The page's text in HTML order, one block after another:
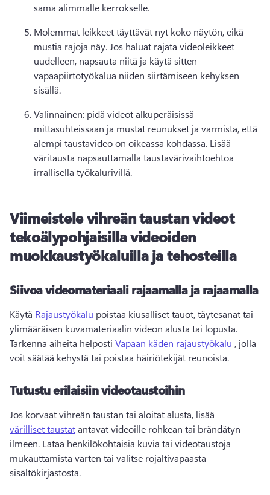
sama alimmalle kerrokselle.
Molemmat leikkeet täyttävät nyt koko näytön, eikä
mustia rajoja näy. Jos haluat rajata videoleikkeet
uudelleen, napsauta niitä ja käytä sitten
vapaapiirtotyökalua niiden siirtämiseen kehyksen
sisällä.
Valinnainen: pidä videot alkuperäisissä
mittasuhteissaan ja mustat reunukset ja varmista, että
alempi taustavideo on oikeassa kohdassa. Lisää
väritausta napsauttamalla taustavärivaihtoehtoa
irrallisella työkalurivillä.
Viimeistele vihreän taustan videot
tekoälypohjaisilla videoiden
muokkaustyökaluilla ja tehosteilla
Siivoa videomateriaali rajaamalla ja rajaamalla
Käytä Rajaustyökalu poistaa kiusalliset tauot, täytesanat tai
Tarkenna aiheita helposti Vapaan käden rajaustyökalu , jolla
voit säätää kehystä tai poistaa häiriötekijät reunoista.
Tutustu erilaisiin videotaustoihin
Jos korvaat vihreän taustan tai aloitat alusta, lisää
värilliset taustat antavat videoille rohkean tai brändätyn
ilmeen. Lataa henkilökohtaisia kuvia tai videotaustoja
mukauttamista varten tai valitse rojaltivapaasta
sisältökirjastosta.